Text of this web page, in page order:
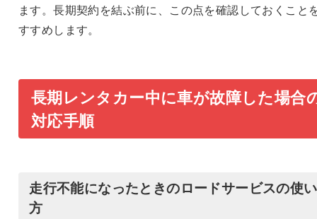
ます。長期契約を結ぶ前に、この点を確認しておくこと
すすめします。
長期レンタカー中に車が故障した場合
対応手順
走行不能になったときのロードサービスの使い
方